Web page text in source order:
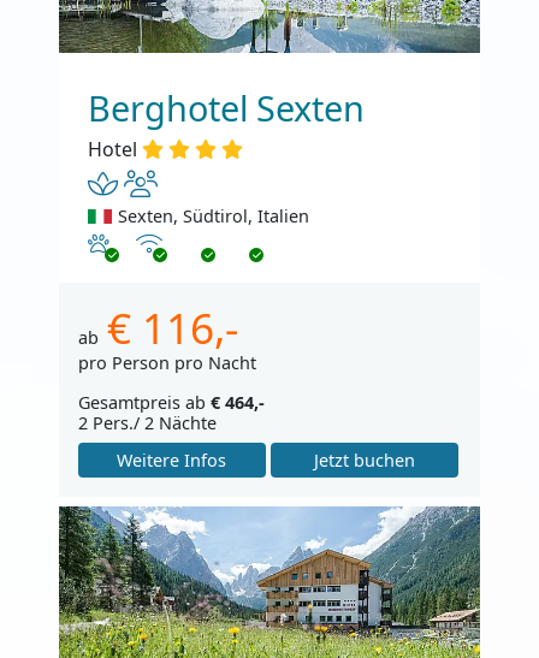
Berghotel Sexten
Hotel
Sexten, Südtirol, Italien
Haustiere erlaubt
Internet
ab € 116,-
pro Person pro Nacht
Gesamtpreis ab € 464,-
2 Pers./ 2 Nächte
Weitere Infos
Jetzt buchen